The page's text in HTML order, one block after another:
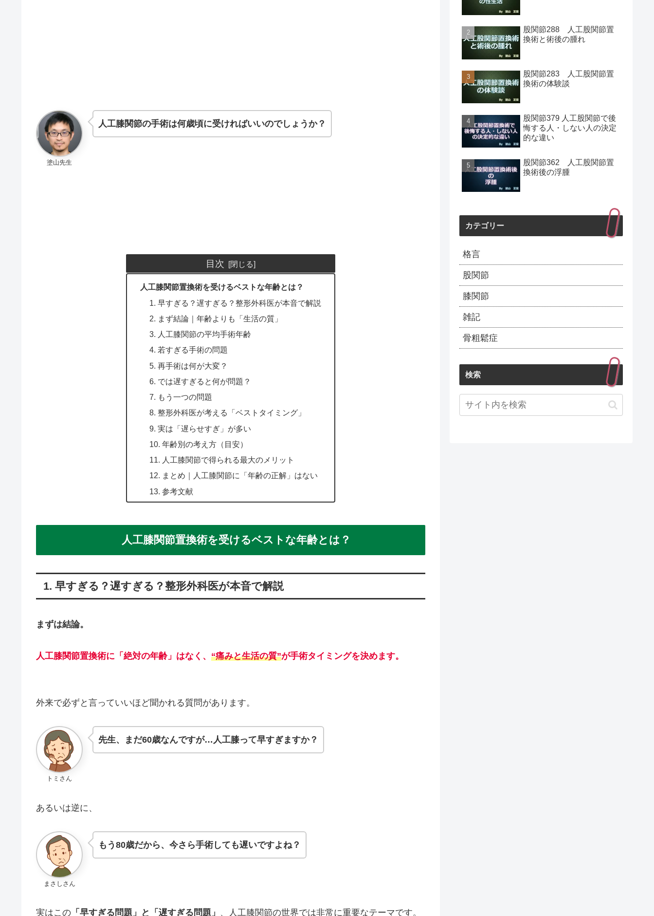
塗山先生
人工膝関節の手術は何歳頃に受ければいいのでしょうか？
目次
人工膝関節置換術を受けるベストな年齢とは？
1. 早すぎる？遅すぎる？整形外科医が本音で解説
2. まず結論｜年齢よりも「生活の質」
3. 人工膝関節の平均手術年齢
4. 若すぎる手術の問題
5. 再手術は何が大変？
6. では遅すぎると何が問題？
7. もう一つの問題
8. 整形外科医が考える「ベストタイミング」
9. 実は「遅らせすぎ」が多い
10. 年齢別の考え方（目安）
11. 人工膝関節で得られる最大のメリット
12. まとめ｜人工膝関節に「年齢の正解」はない
13. 参考文献
人工膝関節置換術を受けるベストな年齢とは？
1. 早すぎる？遅すぎる？整形外科医が本音で解説
まずは結論。
人工膝関節置換術に「絶対の年齢」はなく、 “痛みと生活の質”が手術タイミングを決めます。
外来で必ずと言っていいほど聞かれる質問があります。
トミさん
先生、まだ60歳なんですが…人工膝って早すぎますか？
あるいは逆に、
まさしさん
もう80歳だから、今さら手術しても遅いですよね？
実はこの 「早すぎる問題」と「遅すぎる問題」 、人工膝関節の世界では非常に重要なテーマです。
股関節288 人工股関節置
換術と術後の腫れ
股関節283 人工股関節置
換術の体験談
股関節379 人工股関節で後
悔する人・しない人の決定
的な違い
股関節362 人工股関節置
換術後の浮腫
カテゴリー
格言
股関節
膝関節
雑記
骨粗鬆症
検索